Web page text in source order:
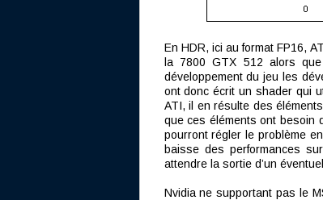
En HDR, ici au format FP16,
la 7800 GTX 512 alors
développement du jeu les
ont donc écrit un shader qui
ATI, il en résulte des
que ces éléments ont besoin
pourront régler le problème
baisse des performances
attendre la sortie d’un
Nvidia ne supportant pas le